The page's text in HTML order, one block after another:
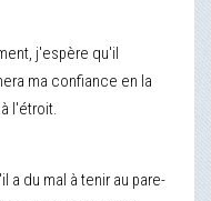
j'espère qu'il
ma confiance en la
l'étroit.
a du mal à tenir au pare-